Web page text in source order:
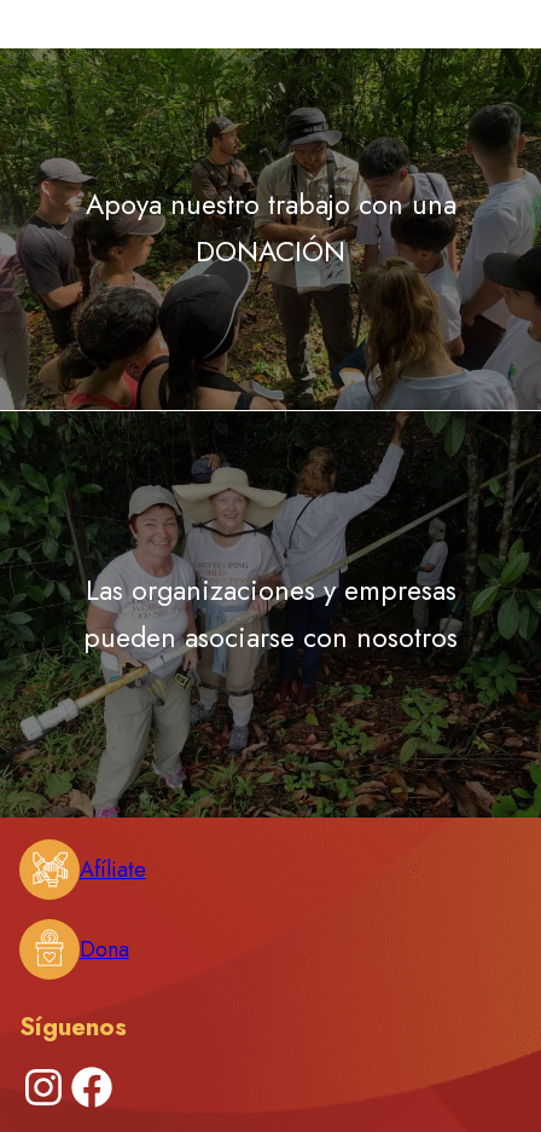
Apoya nuestro trabajo con una
DONACIÓN
Las organizaciones y empresas
pueden asociarse con nosotros
Afíliate
Dona
Síguenos
Instagram Facebook